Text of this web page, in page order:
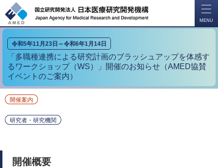
MENU
令和5年11月23日～令和6年1月14日
「多職種連携による研究計画のブラッシュアップを体感す
るワークショップ（WS）」開催のお知らせ（AMED協賛
イベントのご案内）
開催案内
研究者・研究機関
開催概要